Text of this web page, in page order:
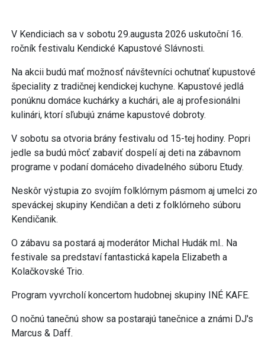
V Kendiciach sa v sobotu 29.augusta 2026 uskutoční 16.
ročník festivalu Kendické Kapustové Slávnosti.
Na akcii budú mať možnosť návštevníci ochutnať kupustové
špeciality z tradičnej kendickej kuchyne. Kapustové jedlá
ponúknu domáce kuchárky a kuchári, ale aj profesionálni
kulinári, ktorí sľubujú známe kapustové dobroty.
V sobotu sa otvoria brány festivalu od 15-tej hodiny. Popri
jedle sa budú môcť zabaviť dospelí aj deti na zábavnom
programe v podaní domáceho divadelného súboru Etudy.
Neskôr výstupia zo svojím folklórnym pásmom aj umelci zo
speváckej skupiny Kendičan a deti z folklórneho súboru
Kendičanik.
O zábavu sa postará aj moderátor Michal Hudák ml.. Na
festivale sa predstaví fantastická kapela Elizabeth a
Kolačkovské Trio.
Program vyvrcholí koncertom hudobnej skupiny INÉ KAFE.
O nočnú tanečnú show sa postarajú tanečnice a známi DJ's
Marcus & Daff.